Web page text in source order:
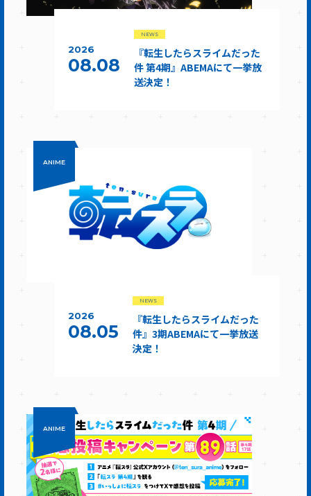
2026
08.08
NEWS
『転生したらスライムだった
件 第4期』ABEMAにて一挙放
送決定！
ANIME
2026
08.05
NEWS
『転生したらスライムだった
件』3期ABEMAにて一挙放送
決定！
ANIME